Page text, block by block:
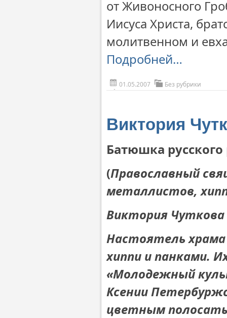
от Живоносного
Иисуса Христа,
молитвенном и
Подробней…
01.05.2007 Без рубрики
Виктория
Батюшка русского
(Православный
металлистов,
Виктория Чуткова
Настоятель
хиппи и панками.
«Молодежный
Ксении
цветным